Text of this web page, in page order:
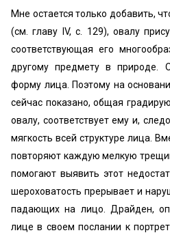
Мне остается только добавить,
(см. главу IV, с. 129), овалу
соответствующая его
другому предмету в природе.
форму лица. Поэтому на
сейчас показано, общая
овалу, соответствует ему и,
мягкость всей структуре лица.
повторяют каждую мелкую
помогают выявить этот
шероховатость прерывает и
падающих на лицо. Драйден,
лице в своем послании к